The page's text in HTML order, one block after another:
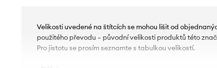
Velikosti uvedené na štítcích se mohou lišit od
použitého převodu – původní velikosti produktů této
Pro jistotu se prosím seznamte s tabulkou velikostí.